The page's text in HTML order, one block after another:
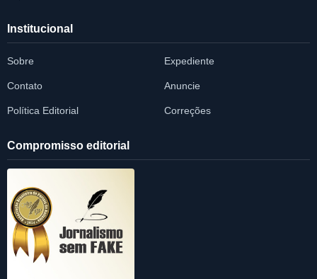
Institucional
Sobre Expediente
Contato Anuncie
Política Editorial Correções
Compromisso editorial